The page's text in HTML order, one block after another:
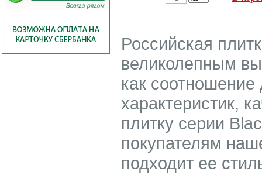
Российская
великолепным
как
характеристик,
плитку серии
покупателям
подходит ее